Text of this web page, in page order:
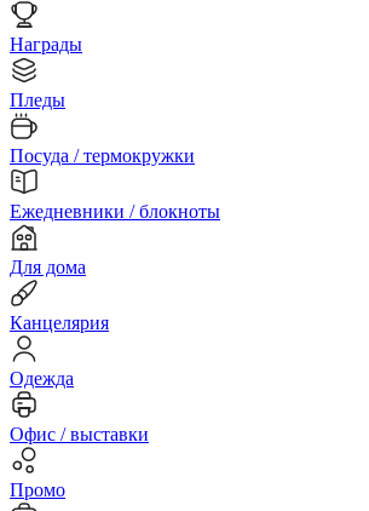
Награды
Пледы
Посуда / термокружки
Ежедневники / блокноты
Для дома
Канцелярия
Одежда
Офис / выставки
Промо